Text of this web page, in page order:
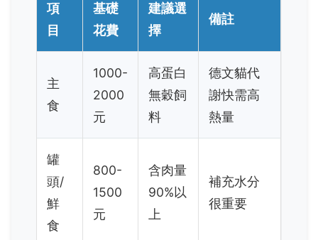
項
目
基礎
花費
建議選
擇
備註
主
食
1000-
2000
元
高蛋白
無穀飼
料
德文貓代
謝快需高
熱量
罐
頭/
鮮
食
800-
1500
元
含肉量
90%以
上
補充水分
很重要